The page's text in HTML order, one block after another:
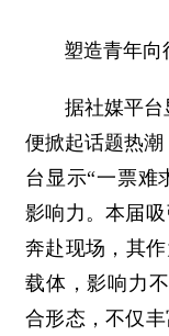
塑造青年向
据社媒平台
便掀起话题热
台显示“一票难
影响力。本届
奔赴现场，其
载体，影响力
合形态，不仅